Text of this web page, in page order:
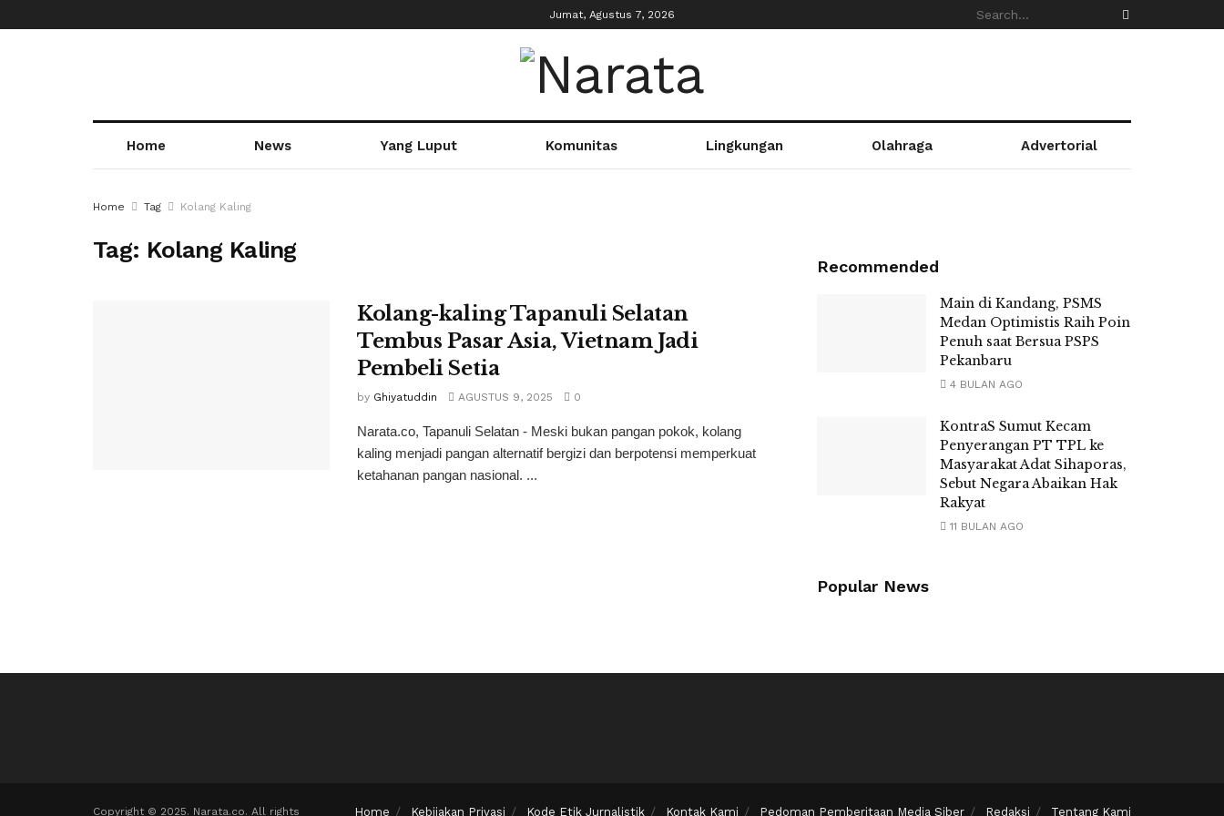
Jumat, Agustus 7, 2026
Home News Yang Luput Komunitas Lingkungan Olahraga Advertorial
Home Tag Kolang Kaling
Tag: Kolang Kaling
Kolang-kaling Tapanuli Selatan
Tembus Pasar Asia, Vietnam Jadi
Pembeli Setia
by Ghiyatuddin AGUSTUS 9, 2025 0
Narata.co, Tapanuli Selatan - Meski bukan pangan pokok, kolang
kaling menjadi pangan alternatif bergizi dan berpotensi memperkuat
ketahanan pangan nasional. ...
Recommended
Main di Kandang, PSMS
Medan Optimistis Raih Poin
Penuh saat Bersua PSPS
Pekanbaru
4 BULAN AGO
KontraS Sumut Kecam
Penyerangan PT TPL ke
Masyarakat Adat Sihaporas,
Sebut Negara Abaikan Hak
Rakyat
11 BULAN AGO
Popular News
Home Kebijakan Privasi Kode Etik Jurnalistik Kontak Kami Pedoman Pemberitaan Media Siber Redaksi Tentang Kami
Copyright © 2025. Narata.co. All rights